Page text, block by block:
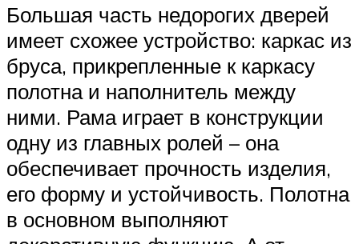
Большая часть недорогих дверей
имеет схожее устройство: каркас из
бруса, прикрепленные к каркасу
полотна и наполнитель между
ними. Рама играет в конструкции
одну из главных ролей – она
обеспечивает прочность изделия,
его форму и устойчивость. Полотна
в основном выполняют